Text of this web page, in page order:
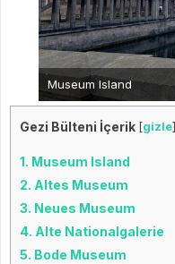
Museum Island
Gezi Bülteni İçerik [gizle]
1. Museum Island
2. Altes Museum
3. Neues Museum
4. Alte Nationalgalerie
5. Bode Museum